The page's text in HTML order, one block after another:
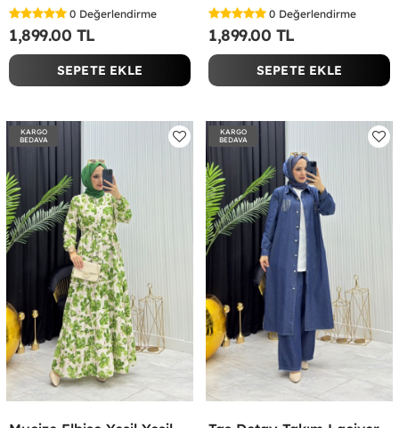
0 Değerlendirme
1,899.00 TL
SEPETE EKLE
0 Değerlendirme
1,899.00 TL
SEPETE EKLE
KARGO
BEDAVA
KARGO
BEDAVA